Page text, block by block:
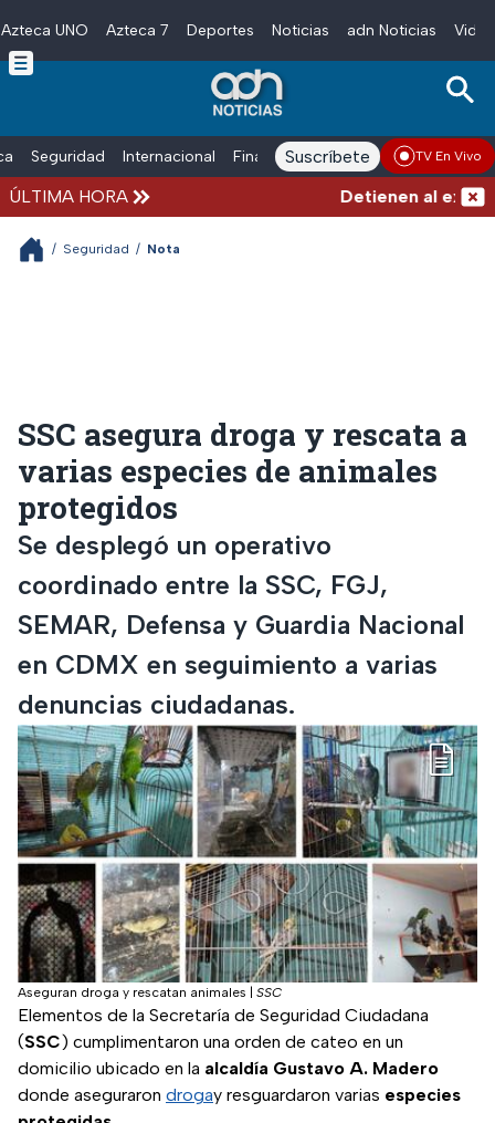
Skip to main content
Azteca UNO Azteca 7 Deportes Noticias adn Noticias
Seguridad Internacional Finanzas adn Noticias Radio
Suscríbete TV En Vivo
ÚLTIMA HORA Detienen al
/ Seguridad / Nota
SSC asegura droga y rescata a
varias especies de animales
protegidos
Se desplegó un operativo
coordinado entre la SSC, FGJ,
SEMAR, Defensa y Guardia Nacional
en CDMX en seguimiento a varias
denuncias ciudadanas.
Aseguran droga y rescatan animales SSC
Elementos de la Secretaría de Seguridad Ciudadana
(SSC) cumplimentaron una orden de cateo en un
domicilio ubicado en la alcaldía Gustavo A. Madero
donde aseguraron drogay resguardaron varias especies